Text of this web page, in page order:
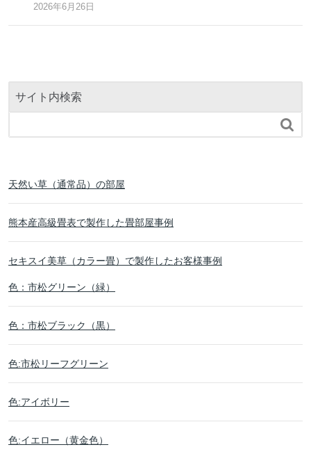
2026年6月26日
サイト内検索

天然い草（通常品）の部屋
熊本産高級畳表で製作した畳部屋事例
セキスイ美草（カラー畳）で製作したお客様事例
色：市松グリーン（緑）
色：市松ブラック（黒）
色:市松リーフグリーン
色:アイボリー
色:イエロー（黄金色）